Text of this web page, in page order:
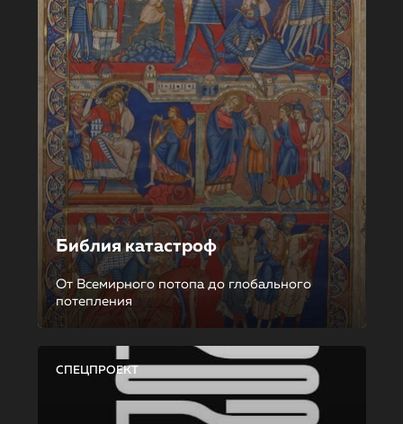
Библия катастроф
От Всемирного потопа до глобального
потепления
СПЕЦПРОЕКТ